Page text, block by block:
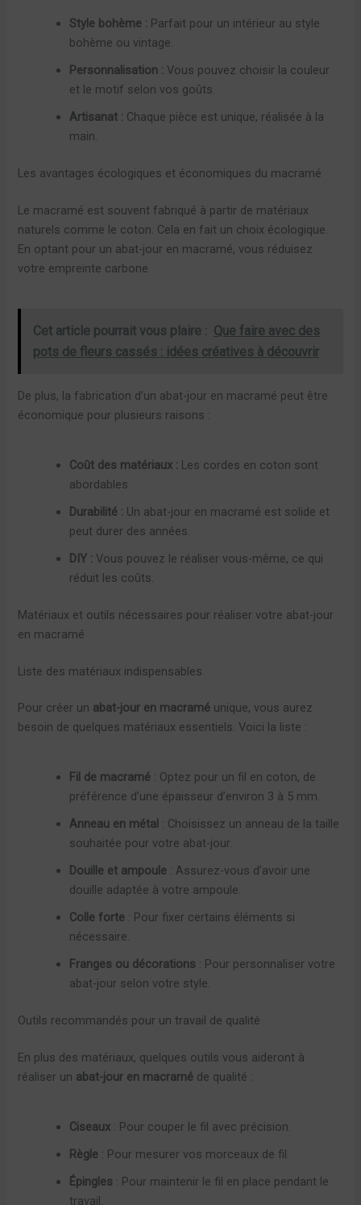
Style bohème : Parfait pour un intérieur au style
bohème ou vintage.
Personnalisation : Vous pouvez choisir la couleur
et le motif selon vos goûts.
Artisanat : Chaque pièce est unique, réalisée à la
main.
Les avantages écologiques et économiques du macramé
Le macramé est souvent fabriqué à partir de matériaux
naturels comme le coton. Cela en fait un choix écologique.
En optant pour un abat-jour en macramé, vous réduisez
votre empreinte carbone.
Cet article pourrait vous plaire : Que faire avec des
pots de fleurs cassés : idées créatives à découvrir
De plus, la fabrication d’un abat-jour en macramé peut être
économique pour plusieurs raisons :
Coût des matériaux : Les cordes en coton sont
abordables.
Durabilité : Un abat-jour en macramé est solide et
peut durer des années.
DIY : Vous pouvez le réaliser vous-même, ce qui
réduit les coûts.
Matériaux et outils nécessaires pour réaliser votre abat-jour
en macramé
Liste des matériaux indispensables
Pour créer un abat-jour en macramé unique, vous aurez
besoin de quelques matériaux essentiels. Voici la liste :
Fil de macramé : Optez pour un fil en coton, de
préférence d’une épaisseur d’environ 3 à 5 mm.
Anneau en métal : Choisissez un anneau de la taille
souhaitée pour votre abat-jour.
Douille et ampoule : Assurez-vous d’avoir une
douille adaptée à votre ampoule.
Colle forte : Pour fixer certains éléments si
nécessaire.
Franges ou décorations : Pour personnaliser votre
abat-jour selon votre style.
Outils recommandés pour un travail de qualité
En plus des matériaux, quelques outils vous aideront à
réaliser un abat-jour en macramé de qualité :
Ciseaux : Pour couper le fil avec précision.
Règle : Pour mesurer vos morceaux de fil.
Épingles : Pour maintenir le fil en place pendant le
travail.